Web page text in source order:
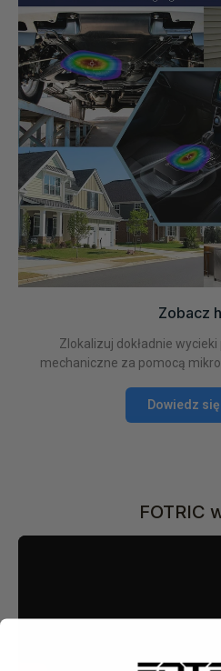
Zobacz
Zlokalizuj dokładnie
mechaniczne za pomocą
Dowiedz
FOTRIC